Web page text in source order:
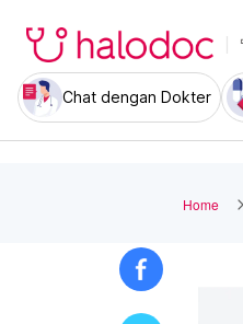
Chat dengan Dokter
Home